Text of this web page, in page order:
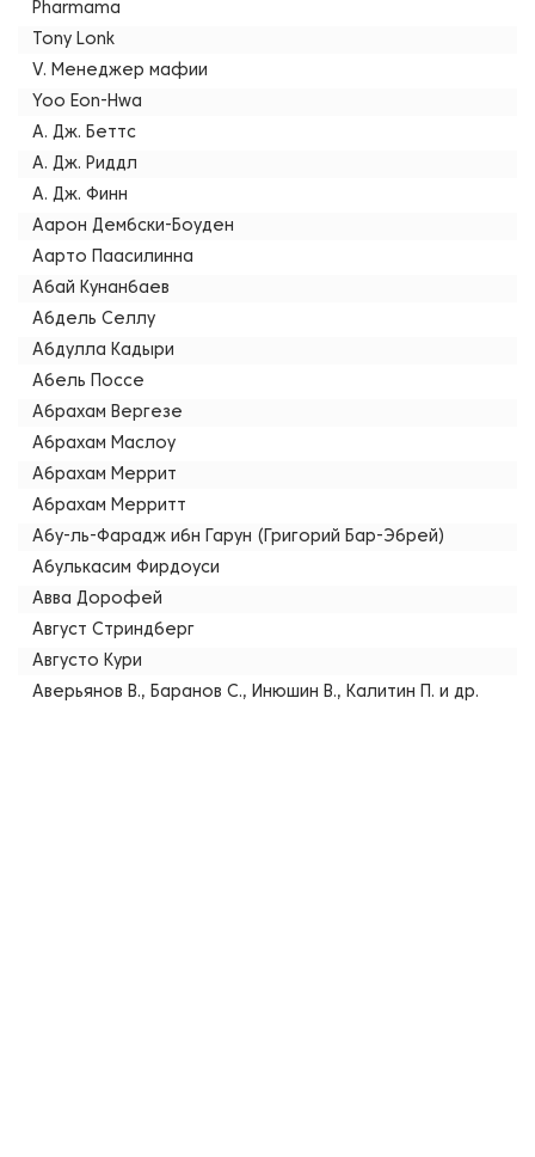
Pharmama
Tony Lonk
V. Менеджер мафии
Yoo Eon-Hwa
А. Дж. Беттс
А. Дж. Риддл
А. Дж. Финн
Аарон Дембски-Боуден
Аарто Паасилинна
Абай Кунанбаев
Абдель Селлу
Абдулла Кадыри
Абель Поссе
Абрахам Вергезе
Абрахам Маслоу
Абрахам Меррит
Абрахам Мерритт
Абу-ль-Фарадж ибн Гарун (Григорий Бар-Эбрей)
Абулькасим Фирдоуси
Авва Дорофей
Август Стриндберг
Августо Кури
Аверьянов В., Баранов С., Инюшин В., Калитин П. и др.